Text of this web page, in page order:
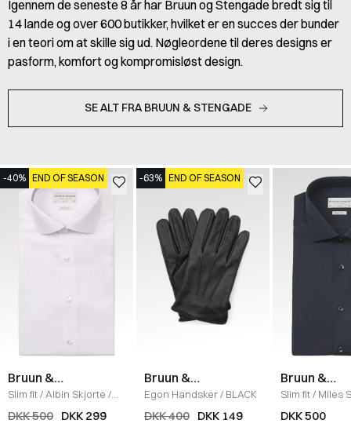
Igennem de seneste 8 år har Bruun og Stengade bredt sig til
14 lande og over 600 butikker, hvilket er en succes der bunder
i en teori om at skille sig ud. Nøgleordene til deres designs er
pasform, komfort og kompromisløst design.
SE ALT FRA BRUUN & STENGADE
-40% END OF SEASON
Bruun &
Stengade
Slim fit/ Albin Skjorte /
WHITE
DKK 500 DKK 299
-63% END OF SEASON
Bruun &
Stengade
Egon Handsker/ BLACK
DKK 400 DKK 149
Bruun &
Stengade
Slim fit/ Miles
BLACK
DKK 500